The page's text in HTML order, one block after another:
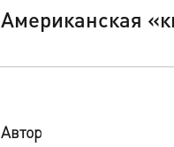
Американская
Автор